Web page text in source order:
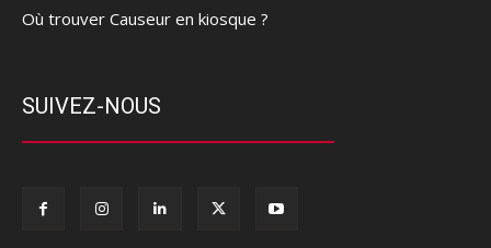
Où trouver Causeur en kiosque ?
SUIVEZ-NOUS